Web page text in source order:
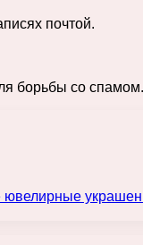
почтой.
борьбы со спамом.